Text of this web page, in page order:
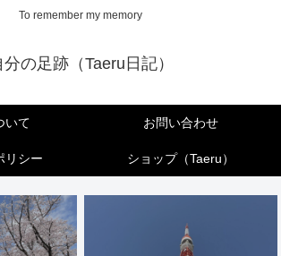
To remember my memory
分の足跡（Taeru日記）
いて お問い合わせ
リシー ショップ（Taeru）